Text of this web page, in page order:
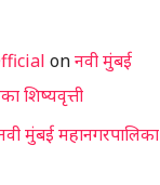
onनवी मुंबई
शिष्यवृत्ती
मुंबई महानगरपालिका